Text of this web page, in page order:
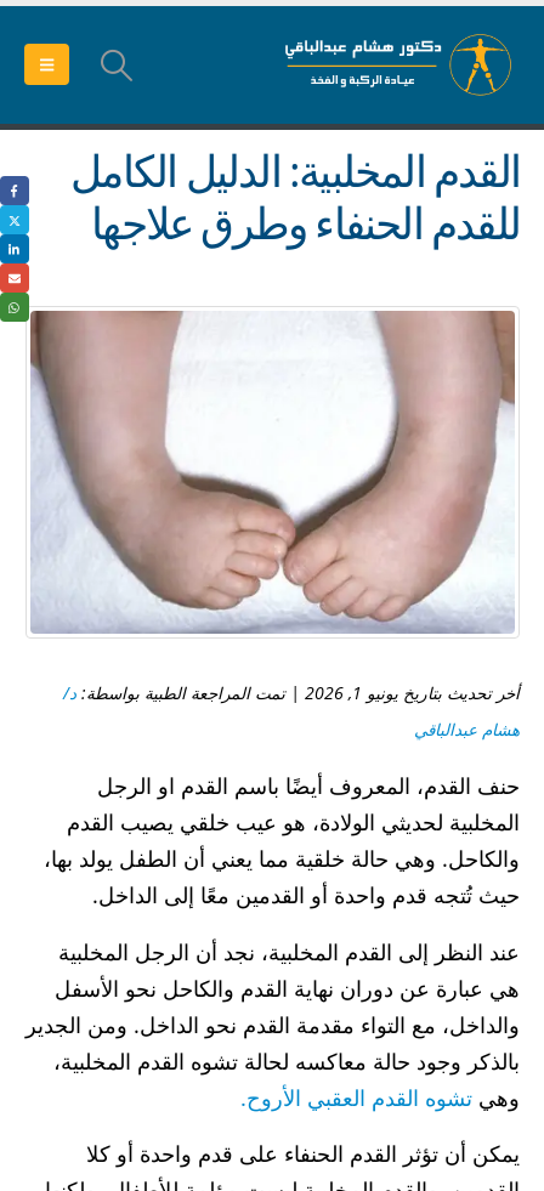
القدم المخلبية: الدليل الكامل
للقدم الحنفاء وطرق علاجها
أخر تحديث بتاريخ يونيو 1, 2026 | تمت المراجعة الطبية بواسطة:
د/
هشام عبدالباقي
حنف القدم، المعروف أيضًا باسم القدم او الرجل
المخلبية لحديثي الولادة، هو عيب خلقي يصيب القدم
والكاحل. وهي حالة خلقية مما يعني أن الطفل يولد بها،
حيث تُتجه قدم واحدة أو القدمين معًا إلى الداخل.
عند النظر إلى القدم المخلبية، نجد أن الرجل المخلبية
هي عبارة عن دوران نهاية القدم والكاحل نحو الأسفل
والداخل، مع التواء مقدمة القدم نحو الداخل. ومن الجدير
بالذكر وجود حالة معاكسه لحالة تشوه القدم المخلبية،
وهي تشوه القدم العقبي الأروح.
يمكن أن تؤثر القدم الحنفاء على قدم واحدة أو كلا